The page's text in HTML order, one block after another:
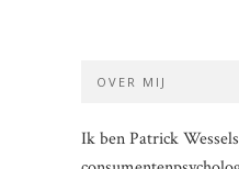
OVER MIJ
Ik ben Patrick